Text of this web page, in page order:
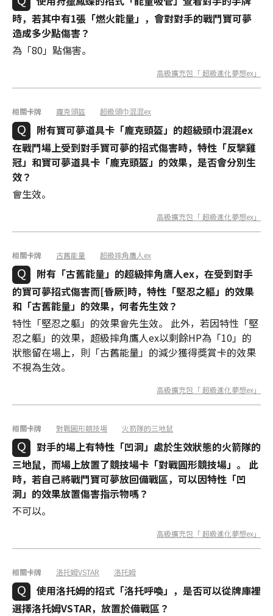
時，若其中有1張「燃火能量」，會對對手的戰鬥寶可夢
造成多少點傷害？
為「80」點傷害。
高級擴充包「 超級進化夢想ex」
相關卡牌 龐克頭盔 超級頭巾混混ex
附有寶可夢道具卡「龐克頭盔」的超級頭巾混混ex
在戰鬥場上受到對手寶可夢的招式傷害時，特性「反擊雞
冠」和寶可夢道具卡「龐克頭盔」的效果，是否會分別生
效？
會生效。
高級擴充包「 超級進化夢想ex」
相關卡牌 古舊能量 超級摔角鷹人ex
附有「古舊能量」的超級摔角鷹人ex，在受到對手
的寶可夢招式傷害而[昏厥]時，特性「堅忍之軀」的效果
和「古舊能量」的效果，何者先生效？
特性「堅忍之軀」的效果會先生效。 此外，若因特性「堅
忍之軀」的效果，超級摔角鷹人ex以剩餘HP為「10」的
狀態留在場上，則「古舊能量」的減少獲得獎賞卡的效果
不視為生效。
高級擴充包「 超級進化夢想ex」
相關卡牌 對戰圓形競技場 火箭隊的三地鼠
對手的場上有特性「凹洞」處於生效狀態的火箭隊的
三地鼠，而場上放置了競技場卡「對戰圓形競技場」。 此
時，若自己將戰鬥寶可夢放回備戰區，可以因特性「凹
洞」的效果放置傷害指示物嗎？
不可以。
高級擴充包「 超級進化夢想ex」
相關卡牌 洛托姆VSTAR 洛托姆
使用洛托姆的招式「洛托呼喚」，是否可以從牌庫裡
選擇洛托姆VSTAR，放置於備戰區？